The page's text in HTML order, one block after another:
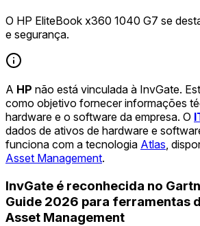
O HP EliteBook x360 1040 G7 se
e segurança.
A HP não está vinculada à InvGate.
como objetivo fornecer informações
hardware e o software da empresa. O
dados de ativos de hardware e
funciona com a tecnologia Atlas ,
Asset Management.
InvGate é reconhecida no
Guide 2026 para ferramentas
Asset Management